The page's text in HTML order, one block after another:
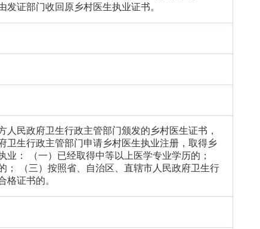
证部门收回原乡村医生执业证书。
民政府卫生行政主管部门颁发的乡村医生证书，
卫生行政主管部门申请乡村医生执业注册，取得乡
： （一）已经取得中等以上医学专业学历的；
； （三）按照省、自治区、直辖市人民政府卫生行
格证书的。